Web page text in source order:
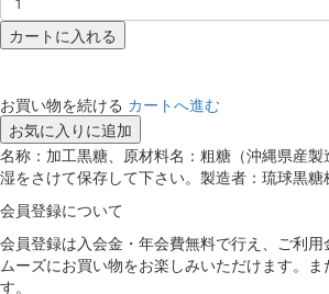
カートに入れる
お買い物を続ける カートへ進む
お気に入りに追加
名称：加工黒糖、原材料名：粗糖（沖縄県産
湿をさけて保存して下さい。製造者：琉球黒
会員登録について
会員登録は入会金・年会費無料で行え、ご利
ムーズにお買い物をお楽しみいただけます。
す。